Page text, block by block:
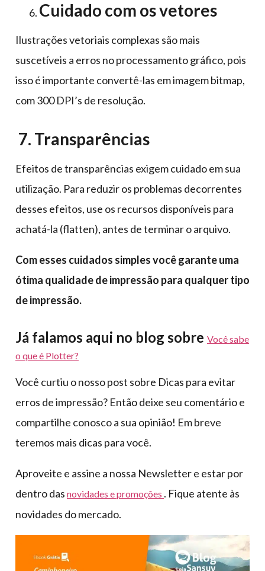
Cuidado com os vetores
Ilustrações vetoriais complexas são mais
suscetíveis a erros no processamento gráfico, pois
isso é importante convertê-las em imagem bitmap,
com 300 DPI’s de resolução.
7. Transparências
Efeitos de transparências exigem cuidado em sua
utilização. Para reduzir os problemas decorrentes
desses efeitos, use os recursos disponíveis para
achatá-la (flatten), antes de terminar o arquivo.
Com esses cuidados simples você garante uma
ótima qualidade de impressão para qualquer tipo
de impressão.
Já falamos aqui no blog sobre Você sabe
o que é Plotter?
Você curtiu o nosso post sobre Dicas para evitar
erros de impressão? Então deixe seu comentário e
compartilhe conosco a sua opinião! Em breve
teremos mais dicas para você.
Aproveite e assine a nossa Newsletter e estar por
dentro das novidades e promoções . Fique atente às
novidades do mercado.